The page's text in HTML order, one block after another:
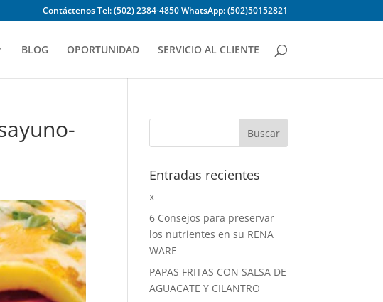
Contáctenos Tel: (502) 2384-4850 WhatsApp: (502)50152821
BLOG OPORTUNIDAD SERVICIO AL CLIENTE
Entradas recientes
x
6 Consejos para preservar
los nutrientes en su RENA
WARE
PAPAS FRITAS CON SALSA DE
AGUACATE Y CILANTRO